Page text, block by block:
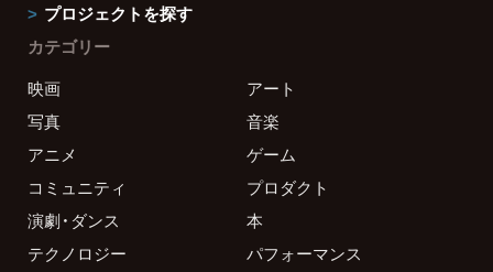
プロジェクトを探す
カテゴリー
映画
アート
写真
音楽
アニメ
ゲーム
コミュニティ
プロダクト
演劇・ダンス
本
テクノロジー
パフォーマンス